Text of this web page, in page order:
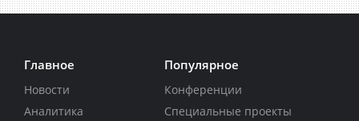
Главное
Новости
Аналитика
Популярное
Конференции
Специальные проекты